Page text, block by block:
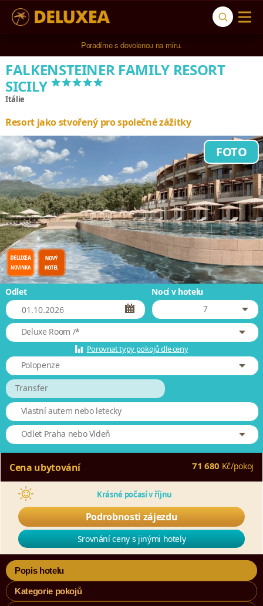
Poradíme s dovolenou na míru.
FALKENSTEINER FAMILY RESORT
SICILY*****
Itálie
Resort jako stvořený pro společné zážitky
FOTO
Odlet
Nocí v hotelu
7
Deluxe Room /*
Porovnat typy pokojů dle ceny
Polopenze
Transfer
Vlastní autem nebo letecky
Odlet Praha nebo Vídeň
Cena ubytování 71 680 Kč/pokoj
Krásné počasí v říjnu
Podrobnosti zájezdu
Srovnání ceny s jinými hotely
Popis hotelu
Kategorie pokojů